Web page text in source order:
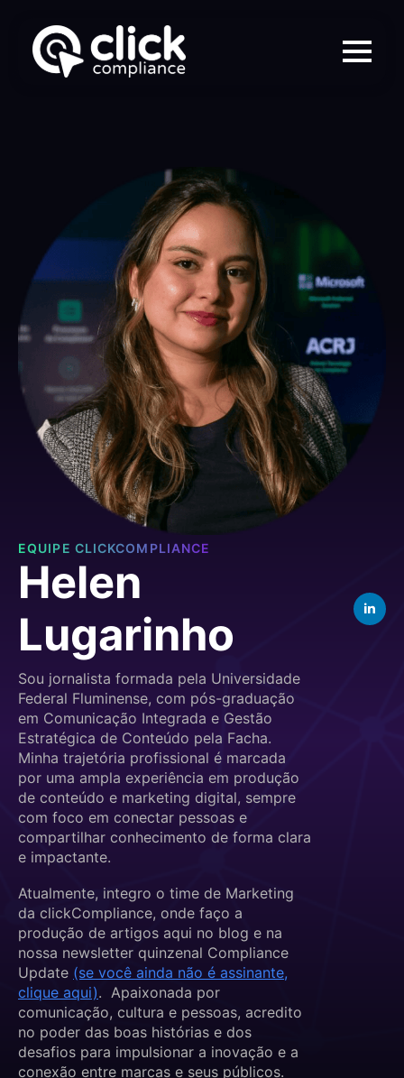
EQUIPE CLICKCOMPLIANCE
Helen
Lugarinho
Sou jornalista formada pela Universidade
Federal Fluminense, com pós-graduação
em Comunicação Integrada e Gestão
Estratégica de Conteúdo pela Facha.
Minha trajetória profissional é marcada
por uma ampla experiência em produção
de conteúdo e marketing digital, sempre
com foco em conectar pessoas e
compartilhar conhecimento de forma clara
e impactante.
Atualmente, integro o time de Marketing
da clickCompliance, onde faço a
produção de artigos aqui no blog e na
nossa newsletter quinzenal Compliance
Update (se você ainda não é assinante,
clique aqui). Apaixonada por
comunicação, cultura e pessoas, acredito
no poder das boas histórias e dos
desafios para impulsionar a inovação e a
conexão entre marcas e seus públicos.